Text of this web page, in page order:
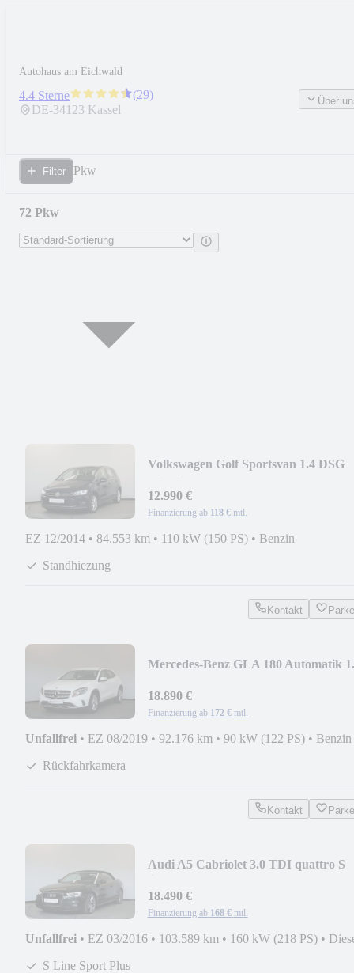
Autohaus am Eichwald
4.4 Sterne (29)
DE-34123 Kassel
Über
Filter Pkw
72 Pkw
Volkswagen Golf Sportsvan 1.4 DSG
12.990 €
Finanzierung ab 118 € mtl.
EZ 12/2014 • 84.553 km • 110 kW (150 PS) • Benzin
Standhiezung
Kontakt
Mercedes-Benz GLA 180 Automatik
18.890 €
Finanzierung ab 172 € mtl.
Unfallfrei • EZ 08/2019 • 92.176 km • 90 kW (122 PS) • Benzin
Rückfahrkamera
Kontakt
Audi A5 Cabriolet 3.0 TDI quattro S
18.490 €
Finanzierung ab 168 € mtl.
Unfallfrei • EZ 03/2016 • 103.589 km • 160 kW (218 PS) •
S Line Sport Plus